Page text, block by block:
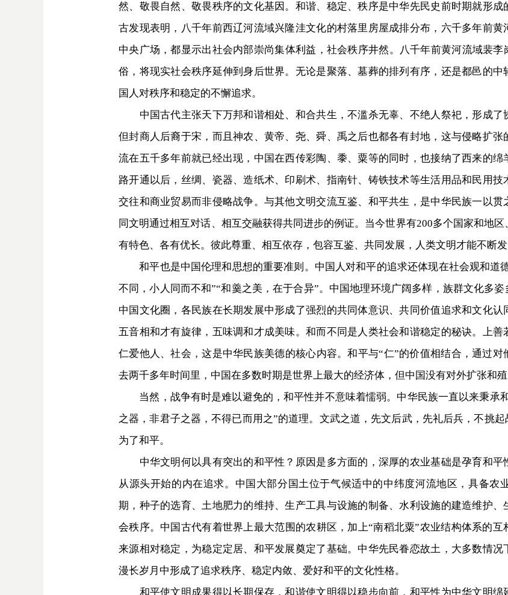
然、敬畏自然、敬畏秩序的文化基因。和谐、稳定、秩序是中华先民史前时期就形
古发现表明，八千年前西辽河流域兴隆洼文化的村落里房屋成排分布，六千多年前
中央广场，都显示出社会内部崇尚集体利益，社会秩序井然。八千年前黄河流域裴
俗，将现实社会秩序延伸到身后世界。无论是聚落、墓葬的排列有序，还是都邑的
国人对秩序和稳定的不懈追求。
中国古代主张天下万邦和谐相处、和合共生，不滥杀无辜、不绝人祭祀，形成了
但封商人后裔于宋，而且神农、黄帝、尧、舜、禹之后也都各有封地，这与侵略扩
流在五千多年前就已经出现，中国在西传彩陶、黍、粟等的同时，也接纳了西来的
路开通以后，丝绸、瓷器、造纸术、印刷术、指南针、铸铁技术等生活用品和民用
交往和商业贸易而非侵略战争。与其他文明交流互鉴、和平共生，是中华民族一以
同文明通过相互对话、相互交融获得共同进步的例证。当今世界有200多个国家和地
有特色、各有优长。彼此尊重、相互依存，包容互鉴、共同发展，人类文明才能不断发
和平也是中国伦理和思想的重要准则。中国人对和平的追求还体现在社会观和道
不同，小人同而不和”“和羹之美，在于合异”。中国地理环境广阔多样，族群文化多
中国文化圈，各民族在长期发展中形成了强烈的共同体意识、共同价值追求和文化认
五音相和才有旋律，五味调和才成美味。和而不同是人类社会和谐稳定的秘诀。上
仁爱他人、社会，这是中华民族美德的核心内容。和平与“仁”的价值相结合，通过
去两千多年时间里，中国在多数时期是世界上最大的经济体，但中国没有对外扩张和
当然，战争有时是难以避免的，和平性并不意味着懦弱。中华民族一直以来秉承
之器，非君子之器，不得已而用之”的道理。文武之道，先文后武，先礼后兵，不挑起
为了和平。
中华文明何以具有突出的和平性？原因是多方面的，深厚的农业基础是孕育和平
从源头开始的内在追求。中国大部分国土位于气候适中的中纬度河流地区，具备农
期，种子的选育、土地肥力的维持、生产工具与设施的制备、水利设施的建造维护
会秩序。中国古代有着世界上最大范围的农耕区，加上“南稻北粟”农业结构体系的
来源相对稳定，为稳定定居、和平发展奠定了基础。中华先民眷恋故土，大多数情
漫长岁月中形成了追求秩序、稳定内敛、爱好和平的文化性格。
和平使文明成果得以长期保存，和谐使文明得以稳步向前，和平性为中华文明绵